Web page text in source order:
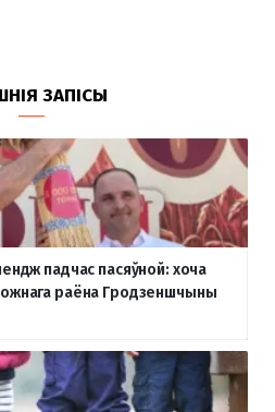
ЗАПІСЫ
падчас пасяўной: хоча
раёна Гродзеншчыны